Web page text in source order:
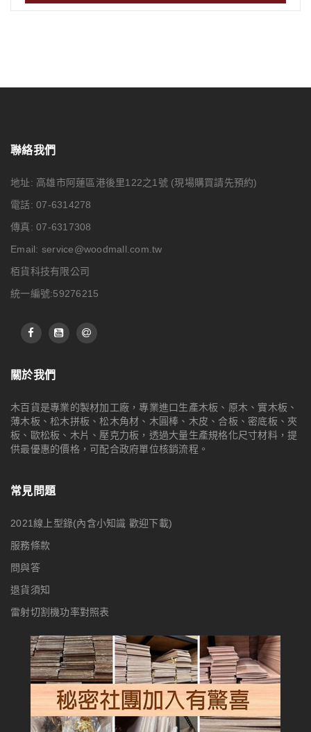
聯絡我們
地址: 高雄市阿蓮區港後里122之1號 (現場購買請先預約)
電話: 07-6314278
傳真: 07-6317308
Email: service@woodmall.com.tw
栢貨科技有限公司
統一編號:59276215
關於我們
木百貨是專業的製材加工廠，專業進口生產木板、原木、實木板、
薄木板、松木拼板、松木角材、木圓棒、木皮、合板、密底板、夾
板、歐松板、木片、壓克力板，透過大量生產規格化尺寸材料，提
供最優惠的價格，可配合政府單位核銷流程。
常見問題
2021線上型錄(內含小知識 歡迎下載)
服務條款
問與答
退貨須知
雷射切割機功率對照表